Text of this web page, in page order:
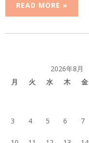
READ MORE »
2026年8月
月
火 水 木 金
3 4 5 6 7